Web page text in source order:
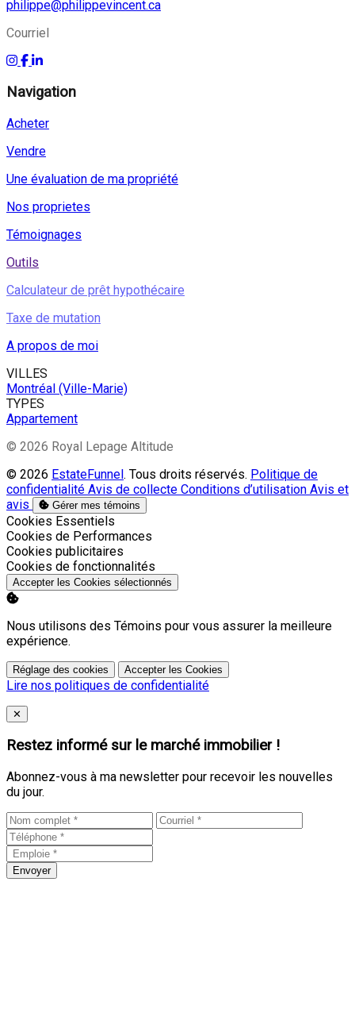
philippe@philippevincent.ca
Courriel
Navigation
Acheter
Vendre
Une évaluation de ma propriété
Nos proprietes
Témoignages
Outils
Calculateur de prêt hypothécaire
Taxe de mutation
A propos de moi
VILLES
Montréal (Ville-Marie)
TYPES
Appartement
© 2026 Royal Lepage Altitude
© 2026 EstateFunnel. Tous droits réservés. Politique de
confidentialité Avis de collecte Conditions d’utilisation Avis et
avis
Gérer mes témoins
Activer
Cookies Essentiels
Activer
Cookies de Performances
Activer
Cookies publicitaires
Activer
Cookies de fonctionnalités
Accepter les Cookies sélectionnés
Nous utilisons des Témoins pour vous assurer la meilleure
expérience.
Réglage des cookies Accepter les Cookies
Lire nos politiques de confidentialité
Close
✕
Restez informé sur le marché immobilier !
Abonnez-vous à ma newsletter pour recevoir les nouvelles
du jour.
Envoyer